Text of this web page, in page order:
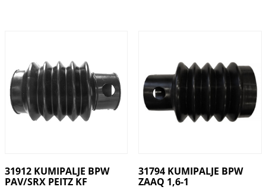
31912 KUMIPALJE BPW
PAV/SRX PEITZ KF
31794 KUMIPALJE BPW
ZAAQ 1,6-1